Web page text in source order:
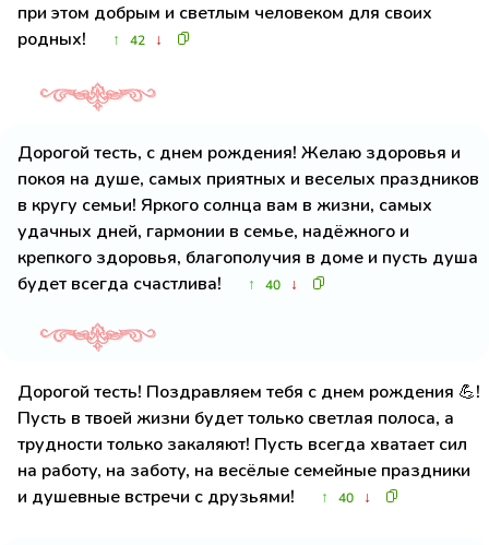
при этом добрым и светлым человеком для своих
родных!
↑ 42 ↓
Дорогой тесть, с днем рождения! Желаю здоровья и
покоя на душе, самых приятных и веселых праздников
в кругу семьи! Яркого солнца вам в жизни, самых
удачных дней, гармонии в семье, надёжного и
крепкого здоровья, благополучия в доме и пусть душа
будет всегда счастлива!
↑ 40 ↓
Дорогой тесть! Поздравляем тебя с днем рождения 💪!
Пусть в твоей жизни будет только светлая полоса, а
трудности только закаляют! Пусть всегда хватает сил
на работу, на заботу, на весёлые семейные праздники
и душевные встречи с друзьями!
↑ 40 ↓